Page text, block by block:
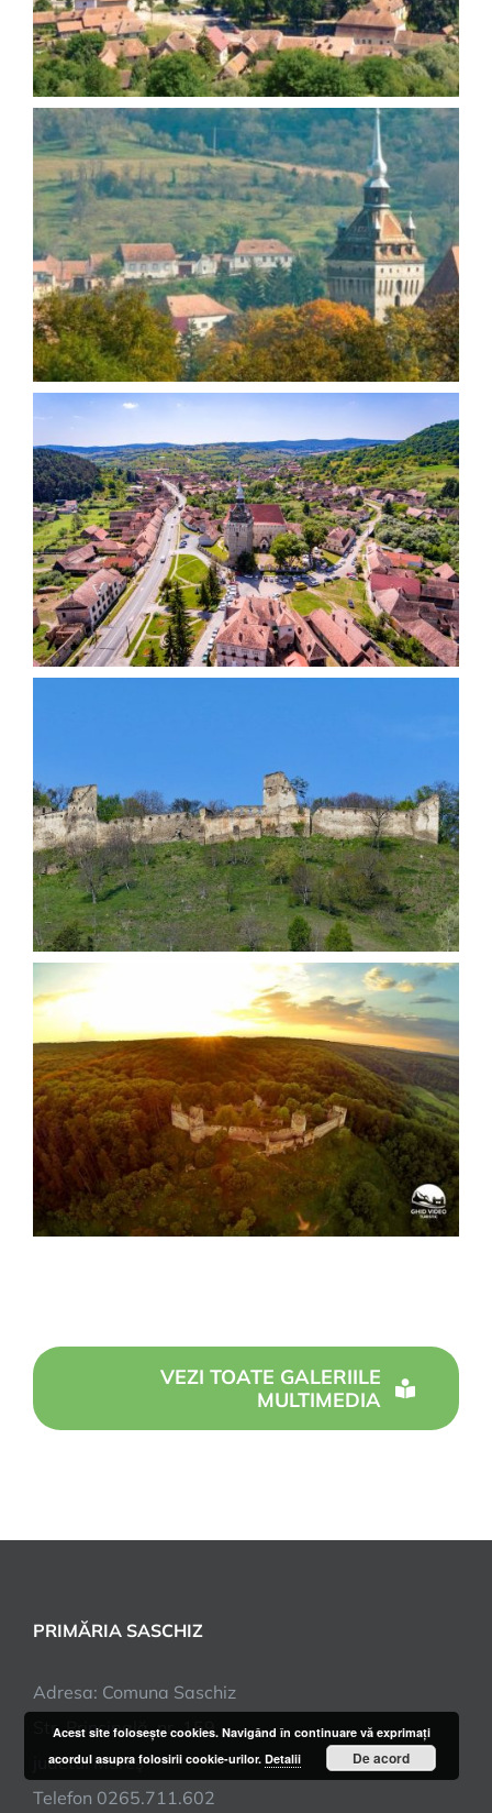
VEZI TOATE GALERIILE
MULTIMEDIA
PRIMĂRIA SASCHIZ
Adresa: Comuna Saschiz
Str. Principală, nr. 159
judetul Mureş
Telefon 0265.711.602
Acest site foloseşte cookies. Navigând în continuare vă exprimaţi
acordul asupra folosirii cookie-urilor. Detalii De acord